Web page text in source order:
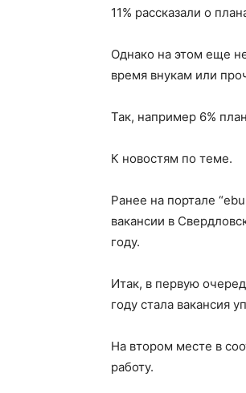
11% рассказали о
Однако на этом еще
время внукам или
Так, например 6%
К новостям по теме.
Ранее на портале
вакансии в
году.
Итак, в первую
году стала вакансия
На втором месте в
работу.